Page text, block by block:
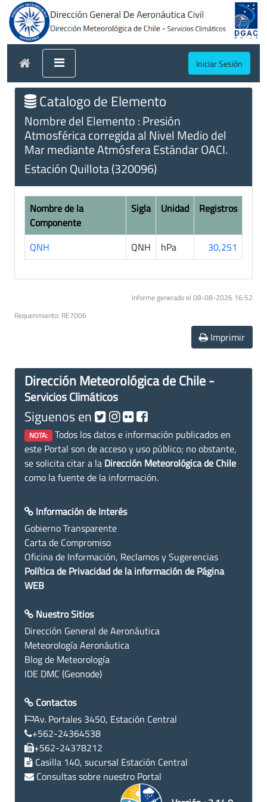
Iniciar Sesión
Catalogo de Elemento
Nombre del Elemento : Presión
Atmosférica corregida al Nivel Medio del
Mar mediante Atmósfera Estándar OACI.
Estación Quillota (320096)
Nombre de la
Componente
Sigla Unidad Registros
QNH QNH hPa 30,251
Informe generado el 08-08-2026 16:52
Requerimiento: RE7006
Imprimir
Dirección Meteorológica de Chile -
Servicios Climáticos
Siguenos en
NOTA: Todos los datos e información publicados en
este Portal son de acceso y uso público; no obstante,
se solicita citar a la Dirección Meteorológica de Chile
como la fuente de la información.
Información de Interés
Gobierno Transparente
Carta de Compromiso
Oficina de Información, Reclamos y Sugerencias
Política de Privacidad de la información de Página
WEB
Nuestro Sitios
Dirección General de Aeronáutica
Meteorología Aeronáutica
Blog de Meteorología
IDE DMC (Geonode)
Contactos
Av. Portales 3450, Estación Central
+562-24364538
+562-24378212
Casilla 140, sucursal Estación Central
Consultas sobre nuestro Portal